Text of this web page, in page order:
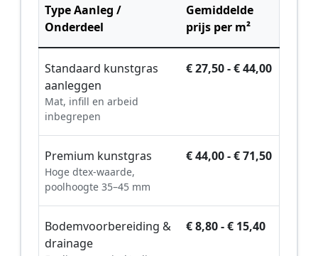
Type Aanleg /
Onderdeel
Gemiddelde
prijs per m²
Standaard kunstgras
aanleggen
Mat, infill en arbeid
inbegrepen
€ 27,50 - € 44,00
Premium kunstgras
Hoge dtex-waarde,
poolhoogte 35–45 mm
€ 44,00 - € 71,50
Bodemvoorbereiding &
drainage
€ 8,80 - € 15,40